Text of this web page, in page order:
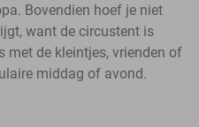
Bovendien hoef je niet
want de circustent is
met de kleintjes, vrienden of
middag of avond.